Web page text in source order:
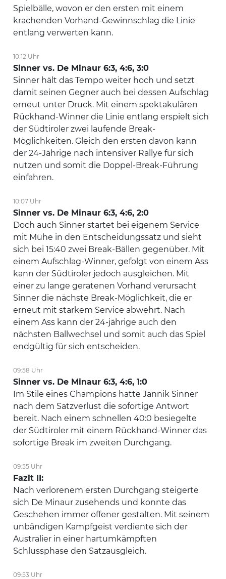
Spielbälle, wovon er den ersten mit einem
krachenden Vorhand-Gewinnschlag die Linie
entlang verwerten kann.
10:12 Uhr
Sinner vs. De Minaur 6:3, 4:6, 3:0
Sinner hält das Tempo weiter hoch und setzt
damit seinen Gegner auch bei dessen Aufschlag
erneut unter Druck. Mit einem spektakulären
Rückhand-Winner die Linie entlang erspielt sich
der Südtiroler zwei laufende Break-
Möglichkeiten. Gleich den ersten davon kann
der 24-Jährige nach intensiver Rallye für sich
nutzen und somit die Doppel-Break-Führung
einfahren.
10:07 Uhr
Sinner vs. De Minaur 6:3, 4:6, 2:0
Doch auch Sinner startet bei eigenem Service
mit Mühe in den Entscheidungssatz und sieht
sich bei 15:40 zwei Break-Bällen gegenüber. Mit
einem Aufschlag-Winner, gefolgt von einem Ass
kann der Südtiroler jedoch ausgleichen. Mit
einer zu lange geratenen Vorhand verursacht
Sinner die nächste Break-Möglichkeit, die er
erneut mit starkem Service abwehrt. Nach
einem Ass kann der 24-jährige auch den
nächsten Ballwechsel und somit auch das Spiel
endgültig für sich entscheiden.
09:58 Uhr
Sinner vs. De Minaur 6:3, 4:6, 1:0
Im Stile eines Champions hatte Jannik Sinner
nach dem Satzverlust die sofortige Antwort
bereit. Nach einem schnellen 40:0 besiegelte
der Südtiroler mit einem Rückhand-Winner das
sofortige Break im zweiten Durchgang.
09:55 Uhr
Fazit II:
Nach verlorenem ersten Durchgang steigerte
sich De Minaur zusehends und konnte das
Geschehen immer offener gestalten. Mit seinem
unbändigen Kampfgeist verdiente sich der
Australier in einer hartumkämpften
Schlussphase den Satzausgleich.
09:53 Uhr